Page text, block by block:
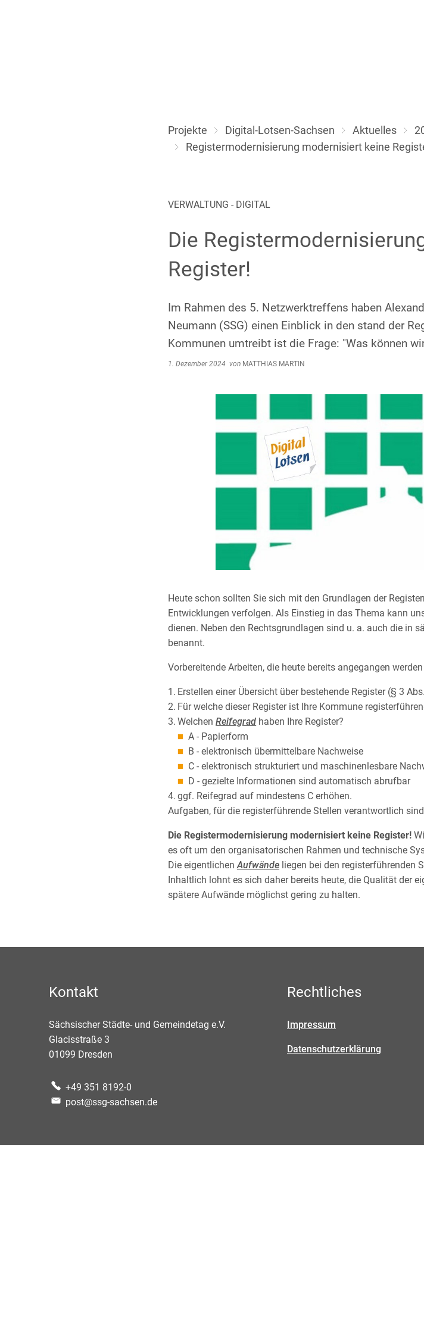
Projekte Digital-Lotsen-Sachsen Aktuelles
Registermodernisierung modernisiert keine
VERWALTUNG - DIGITAL
Die
Register!
Im Rahmen des 5. Netzwerktreffens haben
Neumann (SSG) einen Einblick in den stand der
Kommunen umtreibt ist die Frage: "Was können
1. Dezember 2024 von MATTHIAS MARTIN
Heute schon sollten Sie sich mit den Grundlagen der
Entwicklungen verfolgen. Als Einstieg in das Thema kann
dienen. Neben den Rechtsgrundlagen sind u. a. auch die in
benannt.
Vorbereitende Arbeiten, die heute bereits angegangen
Erstellen einer Übersicht über bestehende Register (§ 3
Für welche dieser Register ist Ihre Kommune
WelchenReifegrad haben Ihre Register?
A - Papierform
B - elektronisch übermittelbare Nachweise
C - elektronisch strukturiert und maschinenlesbare
D - gezielte Informationen sind automatisch abrufbar
ggf. Reifegrad auf mindestens C erhöhen.
Aufgaben, für die registerführende Stellen verantwortlich
Die Registermodernisierung modernisiert keine Register!
es oft um den organisatorischen Rahmen und technische
Die eigentlichenAufwände liegen bei den registerführenden
Inhaltlich lohnt es sich daher bereits heute, die Qualität der
spätere Aufwände möglichst gering zu halten.
Kontakt
Sächsischer Städte- und Gemeindetag e.V.
Glacisstraße 3
01099 Dresden
+49 351 8192-0
post@ssg-sachsen.de
Rechtliches
Impressum
Datenschutzerklärung